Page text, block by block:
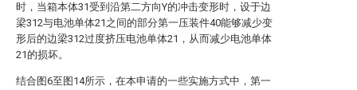
时，当箱本体31受到沿第二方向Y的冲击变形时，设于边
梁312与电池单体21之间的部分第一压装件40能够减少变
形后的边梁312过度挤压电池单体21，从而减少电池单体
21的损坏。
结合图6至图14所示，在本申请的一些实施方式中，第一